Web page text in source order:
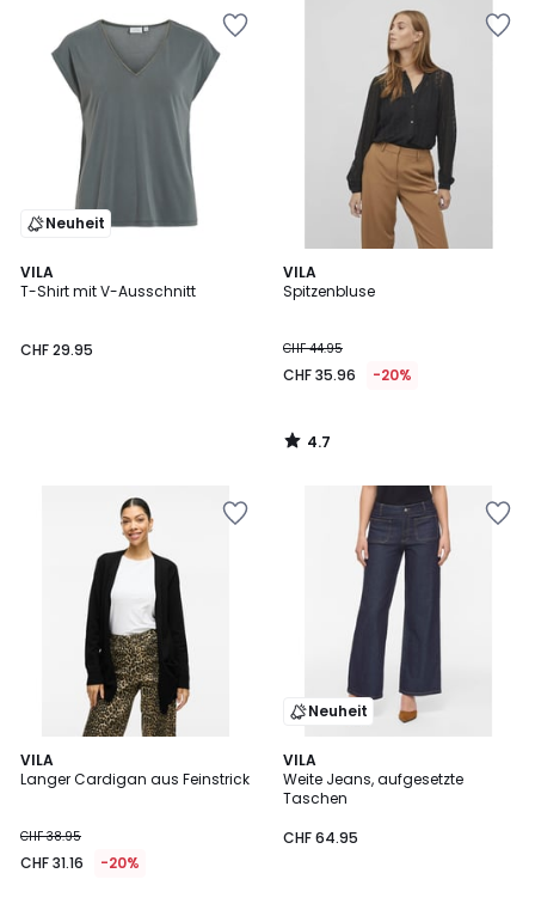
Neuheit
VILA
T-Shirt mit V-Ausschnitt
CHF 29.95
VILA
Spitzenbluse
CHF 44.95
CHF 35.96 -20%
4.7
/ 5
4.7
/
VILA
Langer Cardigan aus Feinstrick
CHF 38.95
CHF 31.16 -20%
4.3
/ 5
3
Farben
Neuheit
VILA
Weite Jeans, aufgesetzte
Taschen
CHF 64.95